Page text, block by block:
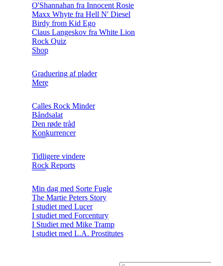
O'Shannahan fra Innocent Rosie
Maxx Whyte fra Hell N' Diesel
Birdy from Kid Ego
Claus Langeskov fra White Lion
Rock Quiz
Shop
Graduering af plader
Mere
Calles Rock Minder
Båndsalat
Den røde tråd
Konkurrencer
Tidligere vindere
Rock Reports
Min dag med Sorte Fugle
The Martie Peters Story
I studiet med Lucer
I studiet med Forcentury
I Studiet med Mike Tramp
I studiet med L.A. Prostitutes